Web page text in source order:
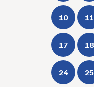
10 11
17 18
24 25